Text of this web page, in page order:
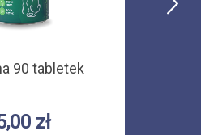
90 tabletek
zł